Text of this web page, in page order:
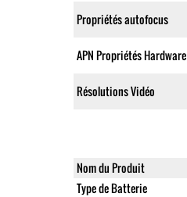
Propriétés autofocus
APN Propriétés Hardware
Résolutions Vidéo
Nom du Produit
Type de Batterie